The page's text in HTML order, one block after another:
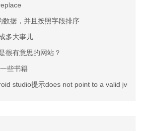
数据，并且按照字段排序
多大事儿
很有意思的网站？
些书籍
studio提示does not point to a valid jvm问